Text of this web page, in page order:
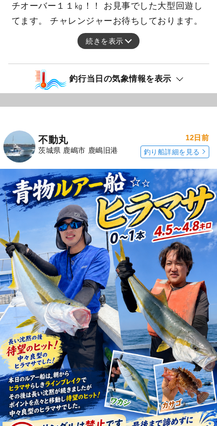
チオーバー１１㎏！！ お見事でした大型回遊し
てます。 チャレンジャーお待ちしております。
続きを表示
釣行当日の気象情報を表示
不動丸
茨城県 鹿嶋市 鹿嶋旧港
12日前
釣り船詳細を見る